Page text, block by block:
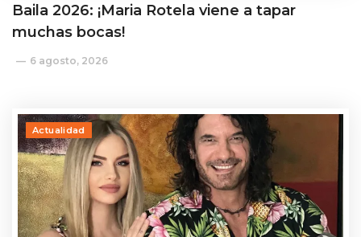
Baila 2026: ¡Maria Rotela viene a tapar
muchas bocas!
6 agosto, 2026
Actualidad